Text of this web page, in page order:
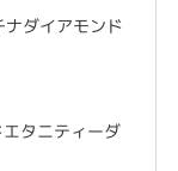
ダイアモンド
タニティーダ